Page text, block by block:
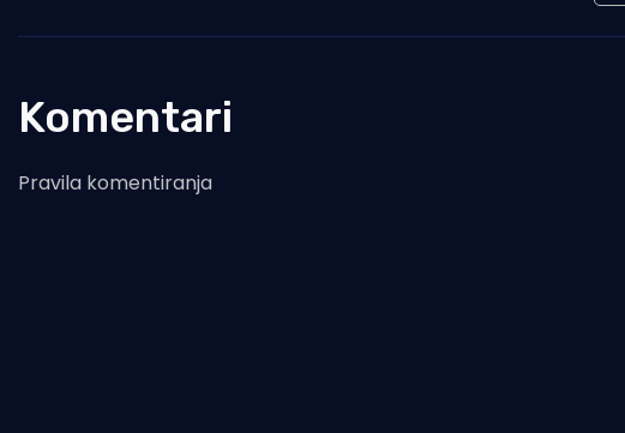
Komentari
Pravila komentiranja